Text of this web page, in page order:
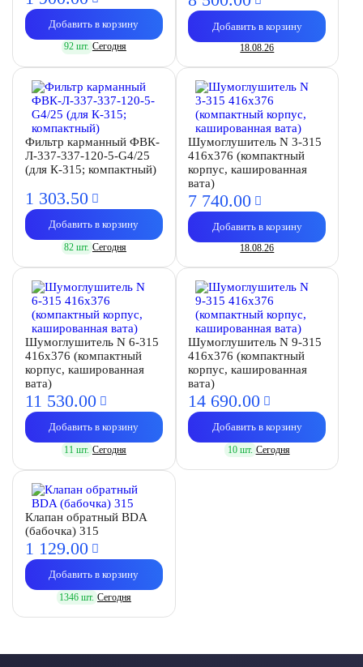
Добавить в корзину
92 шт. Сегодня
Добавить в корзину
18.08.26
Фильтр карманный ФВК-
Л-337-337-120-5-G4/25
(для К-315; компактный)
1 303.50
Добавить в корзину
82 шт. Сегодня
Шумоглушитель N 3-315
416х376 (компактный
корпус, кашированная
вата)
7 740.00
Добавить в корзину
18.08.26
Шумоглушитель N 6-315
416х376 (компактный
корпус, кашированная
вата)
11 530.00
Добавить в корзину
11 шт. Сегодня
Шумоглушитель N 9-315
416х376 (компактный
корпус, кашированная
вата)
14 690.00
Добавить в корзину
10 шт. Сегодня
Клапан обратный BDA
(бабочка) 315
1 129.00
Добавить в корзину
1346 шт. Сегодня